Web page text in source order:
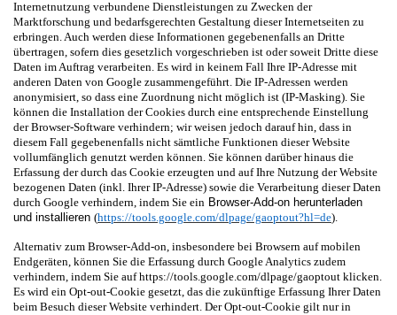
Internetnutzung verbundene Dienstleistungen zu Zwecken der
Marktforschung und bedarfsgerechten Gestaltung dieser Internetseiten zu
erbringen. Auch werden diese Informationen gegebenenfalls an Dritte
übertragen, sofern dies gesetzlich vorgeschrieben ist oder soweit Dritte diese
Daten im Auftrag verarbeiten. Es wird in keinem Fall Ihre IP-Adresse mit
anderen Daten von Google zusammengeführt. Die IP-Adressen werden
anonymisiert, so dass eine Zuordnung nicht möglich ist (IP-Masking). Sie
können die Installation der Cookies durch eine entsprechende Einstellung
der Browser-Software verhindern; wir weisen jedoch darauf hin, dass in
diesem Fall gegebenenfalls nicht sämtliche Funktionen dieser Website
vollumfänglich genutzt werden können. Sie können darüber hinaus die
Erfassung der durch das Cookie erzeugten und auf Ihre Nutzung der Website
bezogenen Daten (inkl. Ihrer IP-Adresse) sowie die Verarbeitung dieser Daten
durch Google verhindern, indem Sie ein Browser-Add-on herunterladen
und installieren (https://tools.google.com/dlpage/gaoptout?hl=de).
Alternativ zum Browser-Add-on, insbesondere bei Browsern auf mobilen
Endgeräten, können Sie die Erfassung durch Google Analytics zudem
verhindern, indem Sie auf https://tools.google.com/dlpage/gaoptout klicken.
Es wird ein Opt-out-Cookie gesetzt, das die zukünftige Erfassung Ihrer Daten
beim Besuch dieser Website verhindert. Der Opt-out-Cookie gilt nur in